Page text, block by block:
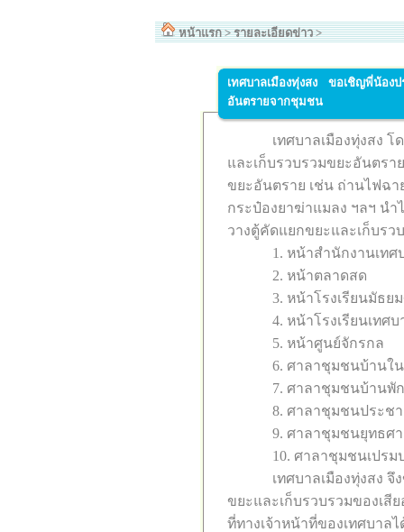
หน้าแรก >รายละเอียดข่าว>
เทศบาลเมืองทุ่งสง ขอเชิญพี่น้อง
อันตรายจากชุมชน
เทศบาลเมืองทุ่งสง
และเก็บรวบรวมขยะอันตรา
ขยะอันตราย เช่น ถ่านไฟฉา
กระป๋องยาฆ่าแมลง ฯลฯ น
วางตู้คัดแยกขยะและเก็บรว
1. หน้าสำนักงานเทศ
2. หน้าตลาดสด
3. หน้าโรงเรียนมัธย
4. หน้าโรงเรียนเทศ
5. หน้าศูนย์จักรกล
6. ศาลาชุมชนบ้านใ
7. ศาลาชุมชนบ้านพั
8. ศาลาชุมชนประช
9. ศาลาชุมชนยุทธศ
10. ศาลาชุมชนเปร
เทศบาลเมืองทุ่งสง
ขยะและเก็บรวบรวมของเสี
ที่ทางเจ้าหน้าที่ของเทศบาล